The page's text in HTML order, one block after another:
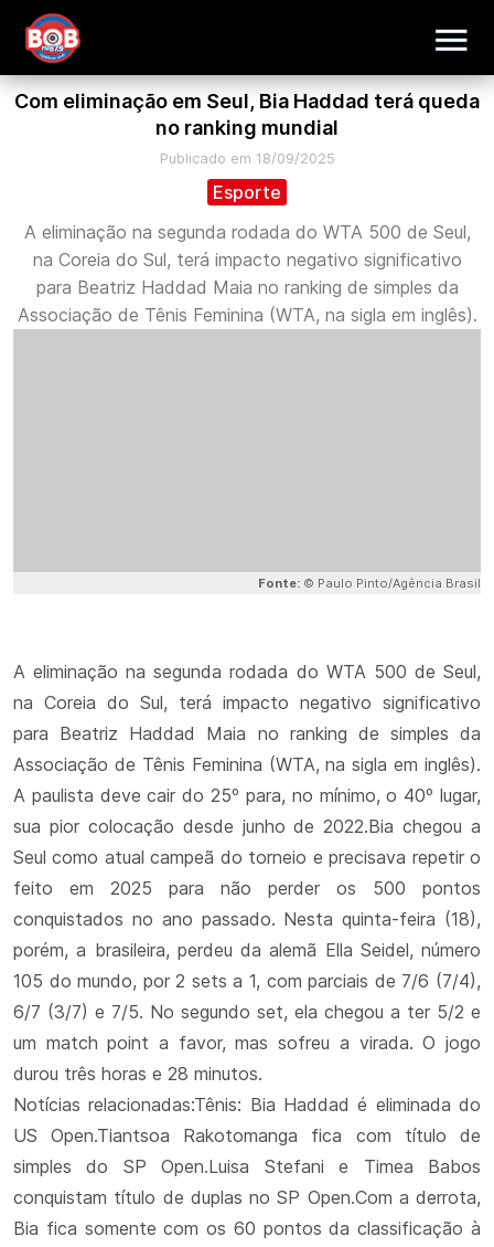
Com eliminação em Seul, Bia Haddad terá queda
no ranking mundial
Publicado em 18/09/2025
Esporte
A eliminação na segunda rodada do WTA 500 de Seul,
na Coreia do Sul, terá impacto negativo significativo
para Beatriz Haddad Maia no ranking de simples da
Associação de Tênis Feminina (WTA, na sigla em inglês).
Fonte: © Paulo Pinto/Agência Brasil
A eliminação na segunda rodada do WTA 500 de Seul,
na Coreia do Sul, terá impacto negativo significativo
para Beatriz Haddad Maia no ranking de simples da
Associação de Tênis Feminina (WTA, na sigla em inglês).
A paulista deve cair do 25º para, no mínimo, o 40º lugar,
sua pior colocação desde junho de 2022.Bia chegou a
Seul como atual campeã do torneio e precisava repetir o
feito em 2025 para não perder os 500 pontos
conquistados no ano passado. Nesta quinta-feira (18),
porém, a brasileira, perdeu da alemã Ella Seidel, número
105 do mundo, por 2 sets a 1, com parciais de 7/6 (7/4),
6/7 (3/7) e 7/5. No segundo set, ela chegou a ter 5/2 e
um match point a favor, mas sofreu a virada. O jogo
durou três horas e 28 minutos.
Notícias relacionadas:Tênis: Bia Haddad é eliminada do
US Open.Tiantsoa Rakotomanga fica com título de
simples do SP Open.Luisa Stefani e Timea Babos
conquistam título de duplas no SP Open.Com a derrota,
Bia fica somente com os 60 pontos da classificação à